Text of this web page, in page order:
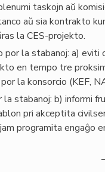
taskojn aŭ
aŭ sia kontrakto
la CES-projekto.
por la stabanoj: a) eviti
en tempo tre
la konsorcio (KEF,
stabanoj: b) informi
pri akceptita
programita engaĝo